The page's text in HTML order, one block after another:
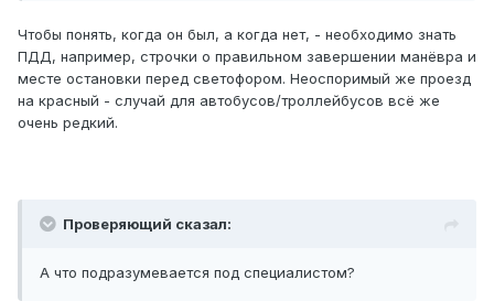
Чтобы понять, когда он был, а когда нет, - необходимо знать
ПДД, например, строчки о правильном завершении манёвра и
месте остановки перед светофором. Неоспоримый же проезд
на красный - случай для автобусов/троллейбусов всё же
очень редкий.
Проверяющий сказал:
А что подразумевается под специалистом?